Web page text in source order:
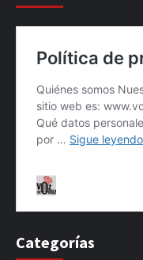
Categorías